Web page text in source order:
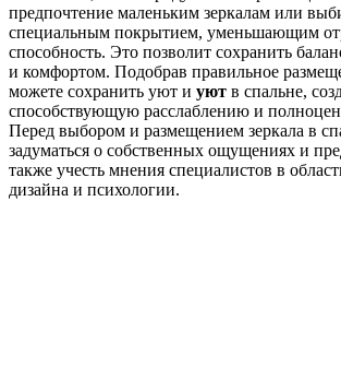
предпочтение маленьким зеркалам или
специальным покрытием, уменьшающим
способность. Это позволит сохранить
и комфортом. Подобрав правильное
можете сохранить уют и уют в спальне,
способствующую расслаблению и
Перед выбором и размещением зеркала в
задуматься о собственных ощущениях и
также учесть мнения специалистов в
дизайна и психологии.